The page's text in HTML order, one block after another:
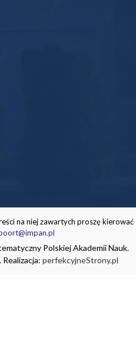
na niej zawartych proszę kierować
Polskiej Akademii Nauk.
perfekcyjneStrony.pl